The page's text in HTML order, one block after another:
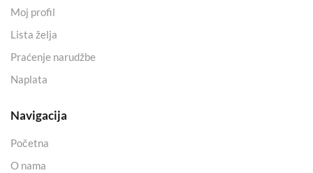
Moj profil
Lista želja
Praćenje narudžbe
Naplata
Navigacija
Početna
O nama